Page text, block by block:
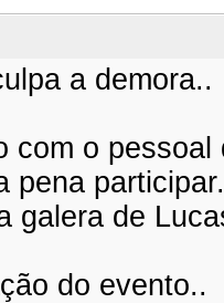
a demora..
com o
pena
galera de
do evento..